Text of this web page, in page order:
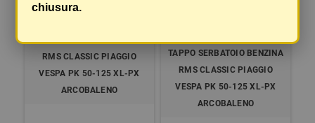
TAPPO SERBATOIO BENZINA
RMS CLASSIC PIAGGIO
VESPA PK 50-125 XL-PX
ARCOBALENO
TAPPO SERBATOIO BENZINA
RMS CLASSIC PIAGGIO
VESPA PK 50-125 XL-PX
ARCOBALENO
chiusura.